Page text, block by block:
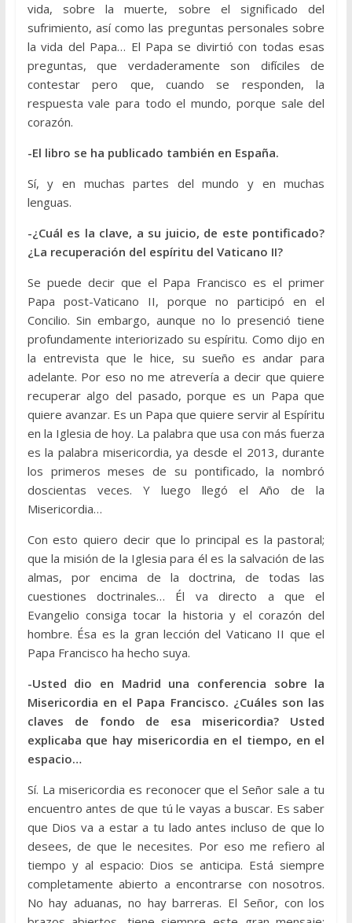
vida, sobre la muerte, sobre el significado del
sufrimiento, así como las preguntas personales sobre
la vida del Papa… El Papa se divirtió con todas esas
preguntas, que verdaderamente son difíciles de
contestar pero que, cuando se responden, la
respuesta vale para todo el mundo, porque sale del
corazón.
-El libro se ha publicado también en España.
Sí, y en muchas partes del mundo y en muchas
lenguas.
-¿Cuál es la clave, a su juicio, de este pontificado?
¿La recuperación del espíritu del Vaticano II?
Se puede decir que el Papa Francisco es el primer
Papa post-Vaticano II, porque no participó en el
Concilio. Sin embargo, aunque no lo presenció tiene
profundamente interiorizado su espíritu. Como dijo en
la entrevista que le hice, su sueño es andar para
adelante. Por eso no me atrevería a decir que quiere
recuperar algo del pasado, porque es un Papa que
quiere avanzar. Es un Papa que quiere servir al Espíritu
en la Iglesia de hoy. La palabra que usa con más fuerza
es la palabra misericordia, ya desde el 2013, durante
los primeros meses de su pontificado, la nombró
doscientas veces. Y luego llegó el Año de la
Misericordia…
Con esto quiero decir que lo principal es la pastoral;
que la misión de la Iglesia para él es la salvación de las
almas, por encima de la doctrina, de todas las
cuestiones doctrinales… Él va directo a que el
Evangelio consiga tocar la historia y el corazón del
hombre. Ésa es la gran lección del Vaticano II que el
Papa Francisco ha hecho suya.
-Usted dio en Madrid una conferencia sobre la
Misericordia en el Papa Francisco. ¿Cuáles son las
claves de fondo de esa misericordia? Usted
explicaba que hay misericordia en el tiempo, en el
espacio…
Sí. La misericordia es reconocer que el Señor sale a tu
encuentro antes de que tú le vayas a buscar. Es saber
que Dios va a estar a tu lado antes incluso de que lo
desees, de que le necesites. Por eso me refiero al
tiempo y al espacio: Dios se anticipa. Está siempre
completamente abierto a encontrarse con nosotros.
No hay aduanas, no hay barreras. El Señor, con los